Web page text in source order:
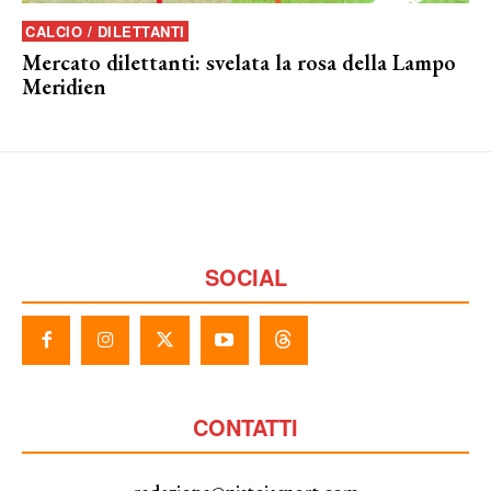
CALCIO / DILETTANTI
Mercato dilettanti: svelata la rosa della Lampo
Meridien
SOCIAL
CONTATTI